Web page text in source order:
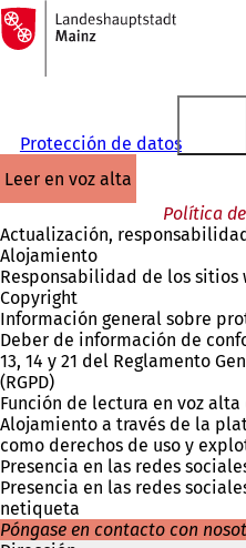
Saltar al contenido
A
la
página
Protección de datos
leer en voz alta
Política
Actualización,
Alojamiento
Responsabilidad de los sitios
Copyright
Información general sobre
Deber de información de
13, 14 y 21 del Reglamento
(RGPD)
Función de lectura en voz
Alojamiento a través de la
como derechos de uso y
Presencia en las redes
Presencia en las redes
netiqueta
Póngase en contacto con